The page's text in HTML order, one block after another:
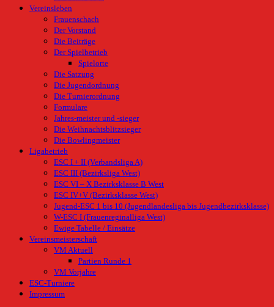
Vereinsleben
Frauenschach
Der Vorstand
Die Beiträge
Der Spielbetrieb
Spielorte
Die Satzung
Die Jugendordnung
Die Turnierordnung
Formulare
Jahres-meister und -sieger
Die Weihnachtsblitzsieger
Die Bowlingmeister
Ligabetrieb
ESC I + II (Verbandsliga A)
ESC III (Bezirksliga West)
ESC VI – X Bezirksklasse B West
ESC IV+V (Bezirksklasse West)
Jugend-ESC 1 bis 10 (Jugendlandesliga bis Jugendbezirksklasse)
W-ESC I (Frauenreginalliga West)
Ewige Tabelle / Einsätze
Vereinsmeisterschaft
VM Aktuell
Partien Runde 1
VM Vorjahre
ESC-Turniere
Impressum